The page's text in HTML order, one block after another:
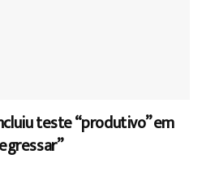
teste “produtivo” em